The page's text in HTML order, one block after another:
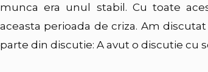
munca era unul stabil. Cu toate
aceasta perioada de criza. Am
parte din discutie: A avut o discutie cu